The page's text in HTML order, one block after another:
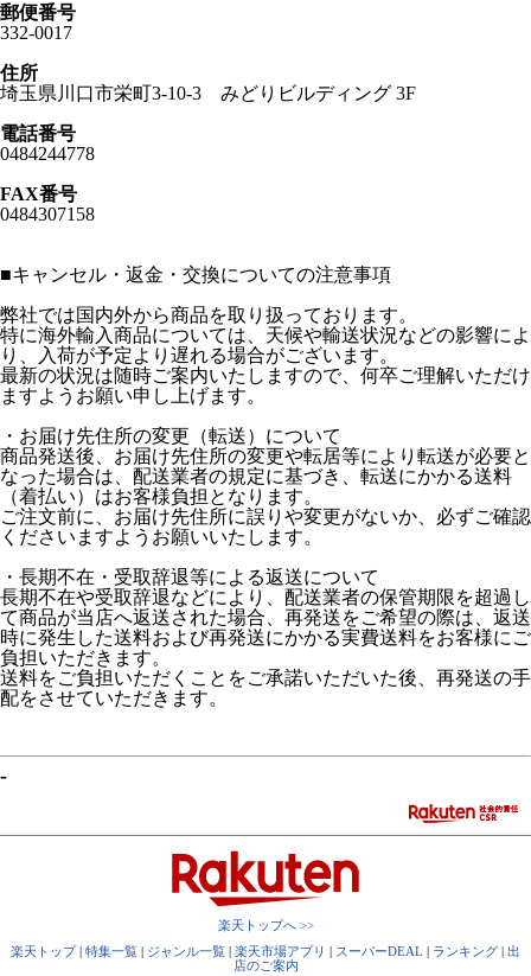
郵便番号
332-0017
住所
埼玉県川口市栄町3-10-3 みどりビルディング 3F
電話番号
0484244778
FAX番号
0484307158
■キャンセル・返金・交換についての注意事項
弊社では国内外から商品を取り扱っております。
特に海外輸入商品については、天候や輸送状況などの影響によ
り、入荷が予定より遅れる場合がございます。
最新の状況は随時ご案内いたしますので、何卒ご理解いただけ
ますようお願い申し上げます。
・お届け先住所の変更（転送）について
商品発送後、お届け先住所の変更や転居等により転送が必要と
なった場合は、配送業者の規定に基づき、転送にかかる送料
（着払い）はお客様負担となります。
ご注文前に、お届け先住所に誤りや変更がないか、必ずご確認
くださいますようお願いいたします。
・長期不在・受取辞退等による返送について
長期不在や受取辞退などにより、配送業者の保管期限を超過し
て商品が当店へ返送された場合、再発送をご希望の際は、返送
時に発生した送料および再発送にかかる実費送料をお客様にご
負担いただきます。
送料をご負担いただくことをご承諾いただいた後、再発送の手
配をさせていただきます。
-
楽天トップへ >>
楽天トップ| 特集一覧 | ジャンル一覧 | 楽天市場アプリ | スーパーDEAL | ランキング | 出
店のご案内